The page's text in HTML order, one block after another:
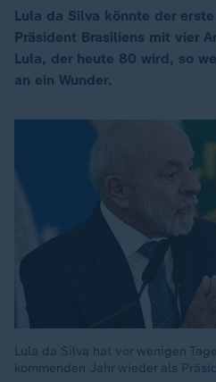
Lula da Silva könnte der
Präsident Brasiliens mit vier
Lula, der heute 80 wird, so
an ein Wunder.
Lula da Silva hat vor wenigen
kommenden Jahr wieder als